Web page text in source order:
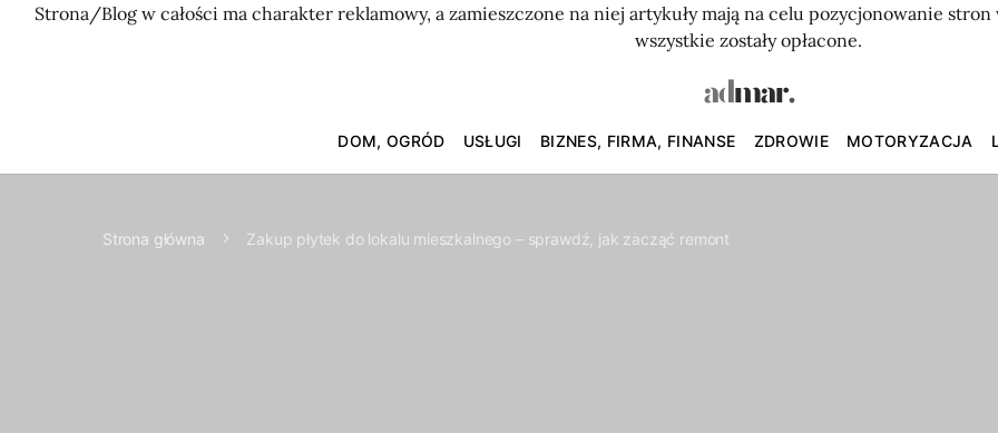
Strona/Blog w całości ma charakter reklamowy, a zamieszczone na niej artykuły mają na celu pozycjonowanie
wszystkie zostały opłacone.
DOM, OGRÓD USŁUGI BIZNES, FIRMA, FINANSE ZDROWIE MOTORYZACJA
Strona główna Zakup płytek do lokalu mieszkalnego – sprawdź, jak zacząć remont